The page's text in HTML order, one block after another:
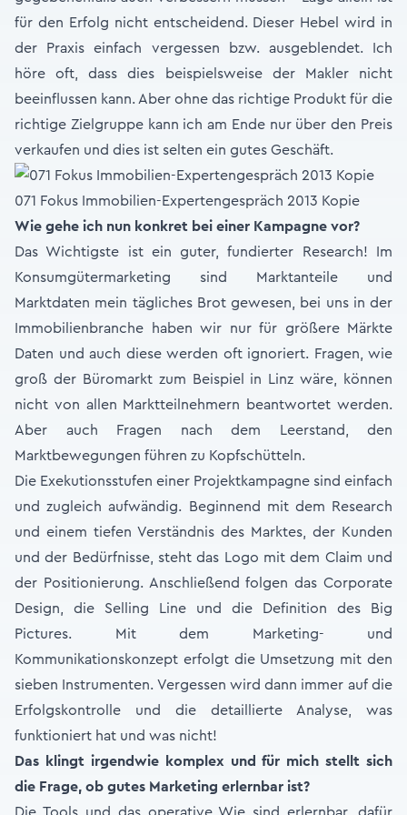
für den Erfolg nicht entscheidend. Dieser Hebel wird in
der Praxis einfach vergessen bzw. ausgeblendet. Ich
höre oft, dass dies beispielsweise der Makler nicht
beeinflussen kann. Aber ohne das richtige Produkt für die
richtige Zielgruppe kann ich am Ende nur über den Preis
verkaufen und dies ist selten ein gutes Geschäft.
071 Fokus Immobilien-Expertengespräch 2013 Kopie
Wie gehe ich nun konkret bei einer Kampagne vor?
Das Wichtigste ist ein guter, fundierter Research! Im
Konsumgütermarketing sind Marktanteile und
Marktdaten mein tägliches Brot gewesen, bei uns in der
Immobilienbranche haben wir nur für größere Märkte
Daten und auch diese werden oft ignoriert. Fragen, wie
groß der Büromarkt zum Beispiel in Linz wäre, können
nicht von allen Marktteilnehmern beantwortet werden.
Aber auch Fragen nach dem Leerstand, den
Marktbewegungen führen zu Kopfschütteln.
Die Exekutionsstufen einer Projektkampagne sind einfach
und zugleich aufwändig. Beginnend mit dem Research
und einem tiefen Verständnis des Marktes, der Kunden
und der Bedürfnisse, steht das Logo mit dem Claim und
der Positionierung. Anschließend folgen das Corporate
Design, die Selling Line und die Definition des Big
Pictures. Mit dem Marketing- und
Kommunikationskonzept erfolgt die Umsetzung mit den
sieben Instrumenten. Vergessen wird dann immer auf die
Erfolgskontrolle und die detaillierte Analyse, was
funktioniert hat und was nicht!
Das klingt irgendwie komplex und für mich stellt sich
die Frage, ob gutes Marketing erlernbar ist?